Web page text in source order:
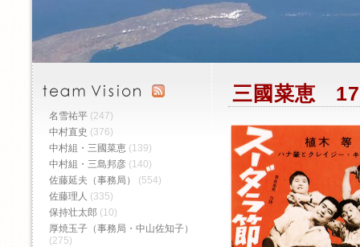
三國菜恵 17
名雪祐平 (247)
中村直史 (376)
中村組・三國菜恵 (139)
中村組・三島邦彦 (140)
佐藤延夫（事務局）
(554)
佐藤理人 (335)
保持壮太郎 (10)
厚焼玉子（事務局・中山佐知子）
(275)